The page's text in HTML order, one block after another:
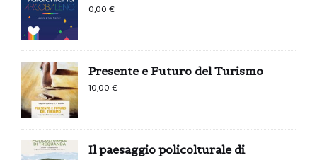
0,00€
Presente e Futuro del Turismo
10,00€
Il paesaggio policolturale di